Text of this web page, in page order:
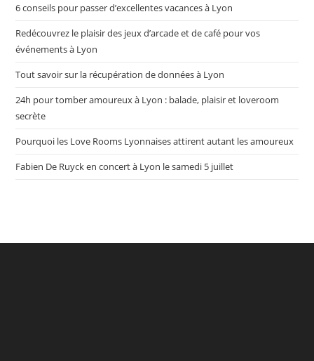
6 conseils pour passer d’excellentes vacances à Lyon
Redécouvrez le plaisir des jeux d’arcade et de café pour vos
événements à Lyon
Tout savoir sur la récupération de données à Lyon
24h pour tomber amoureux à Lyon : balade, plaisir et loveroom
secrète
Pourquoi les Love Rooms Lyonnaises attirent autant les amoureux
Fabien De Ruyck en concert à Lyon le samedi 5 juillet